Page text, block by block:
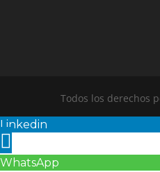
Todos los derechos
Linkedin
WhatsApp